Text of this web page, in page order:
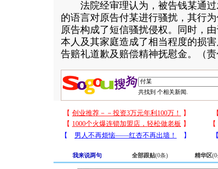
法院经审理认为，被告钱某通过
的语言对原告付某进行骚扰，其行
原告构成了短信骚扰侵权。同时，
本人及其家庭造成了相当程度的损
告赔礼道歉及赔偿精神抚慰金。（
共找到 个相关新闻.
我来说两句 全部跟贴(0条) 精华区(0